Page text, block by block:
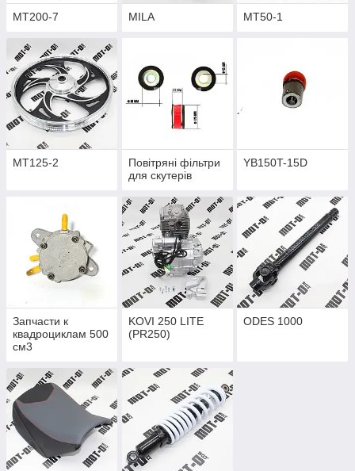
MT200-7 MILA MT50-1
MT125-2
Повітряні фільтри
для скутерів
YB150T-15D
Запчасти к
квадроциклам 500
см3
KOVI 250 LITE
(PR250)
ODES 1000